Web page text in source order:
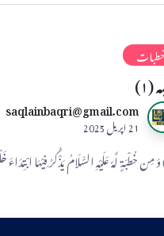
خطبات
saqlainbaqri@gmail.com
21 اپریل 2025